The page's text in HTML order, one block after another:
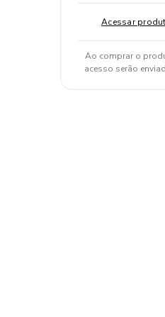
Acessar
Ao comprar o
acesso serão